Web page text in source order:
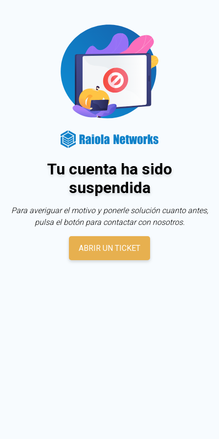
Tu cuenta ha sido
suspendida
Para averiguar el motivo y ponerle solución cuanto antes,
pulsa el botón para contactar con nosotros.
ABRIR UN TICKET